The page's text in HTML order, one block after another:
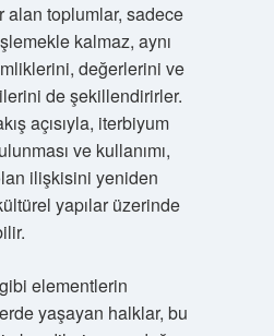
alan toplumlar, sadece
kalmaz, aynı
değerlerini ve
de şekillendirirler.
açısıyla, iterbiyum
ve kullanımı,
ilişkisini yeniden
yapılar üzerinde
elementlerin
yaşayan halklar, bu